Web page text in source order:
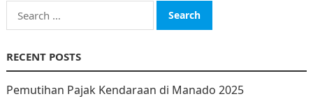
Search
for:
RECENT POSTS
Pemutihan Pajak Kendaraan di Manado 2025